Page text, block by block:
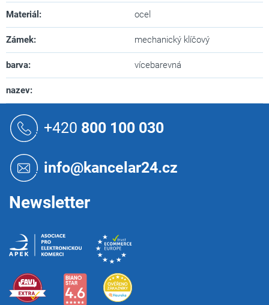
Materiál : ocel
Zámek: mechanický klíčový
barva: vícebarevná
nazev:
+420 800 100 030
info@kancelar24.cz
Newsletter